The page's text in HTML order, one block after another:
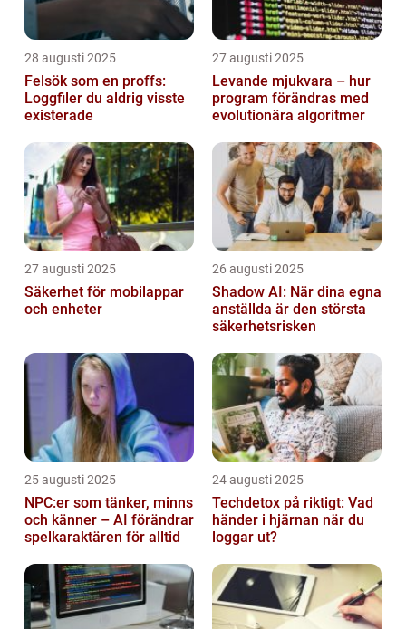
28 augusti 2025
Felsök som en proffs:
Loggfiler du aldrig visste
existerade
27 augusti 2025
Levande mjukvara – hur
program förändras med
evolutionära algoritmer
27 augusti 2025
Säkerhet för mobilappar
och enheter
26 augusti 2025
Shadow AI: När dina egna
anställda är den största
säkerhetsrisken
25 augusti 2025
NPC:er som tänker, minns
och känner – AI förändrar
spelkaraktären för alltid
24 augusti 2025
Techdetox på riktigt: Vad
händer i hjärnan när du
loggar ut?